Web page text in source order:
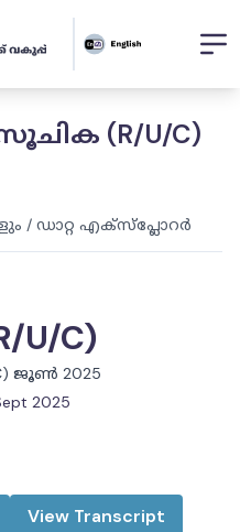
(R/U/C)
/ ഡാറ്റ എക്സ്പ്ലോറർ
U/C)
ജൂൺ 2025
2025
View Transcript